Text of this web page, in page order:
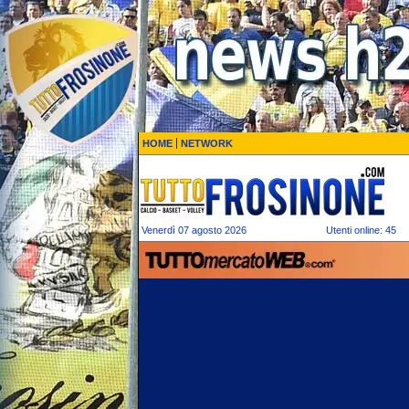
HOME NETWORK
Venerdì 07 agosto 2026 Utenti online: 45